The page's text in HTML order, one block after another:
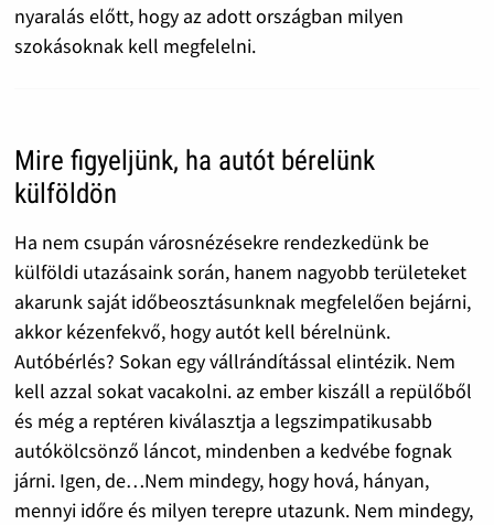
nyaralás előtt, hogy az adott országban milyen
szokásoknak kell megfelelni.
Mire figyeljünk, ha autót bérelünk
külföldön
Ha nem csupán városnézésekre rendezkedünk be
külföldi utazásaink során, hanem nagyobb területeket
akarunk saját időbeosztásunknak megfelelően bejárni,
akkor kézenfekvő, hogy autót kell bérelnünk.
Autóbérlés? Sokan egy vállrándítással elintézik. Nem
kell azzal sokat vacakolni. az ember kiszáll a repülőből
és még a reptéren kiválasztja a legszimpatikusabb
autókölcsönző láncot, mindenben a kedvébe fognak
járni. Igen, de…Nem mindegy, hogy hová, hányan,
mennyi időre és milyen terepre utazunk. Nem mindegy,